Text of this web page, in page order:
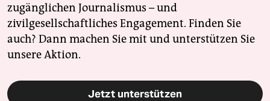
zugänglichen Journalismus – und
zivilgesellschaftliches Engagement. Finden Sie
auch? Dann machen Sie mit und unterstützen Sie
unsere Aktion.
Jetzt unterstützen